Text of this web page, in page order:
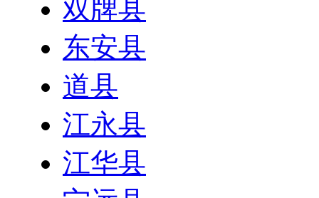
双牌县
东安县
道县
江永县
江华县